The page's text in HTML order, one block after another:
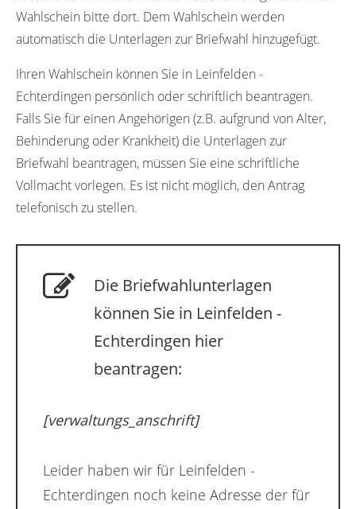
Wahlschein bitte dort. Dem Wahlschein werden
automatisch die Unterlagen zur Briefwahl hinzugefügt.
Ihren Wahlschein können Sie in Leinfelden -
Echterdingen persönlich oder schriftlich beantragen.
Falls Sie für einen Angehörigen (z.B. aufgrund von Alter,
Behinderung oder Krankheit) die Unterlagen zur
Briefwahl beantragen, müssen Sie eine schriftliche
Vollmacht vorlegen. Es ist nicht möglich, den Antrag
telefonisch zu stellen.
Die Briefwahlunterlagen
können Sie in Leinfelden -
Echterdingen hier
beantragen:
[verwaltungs_anschrift]
Leider haben wir für Leinfelden -
Echterdingen noch keine Adresse der für